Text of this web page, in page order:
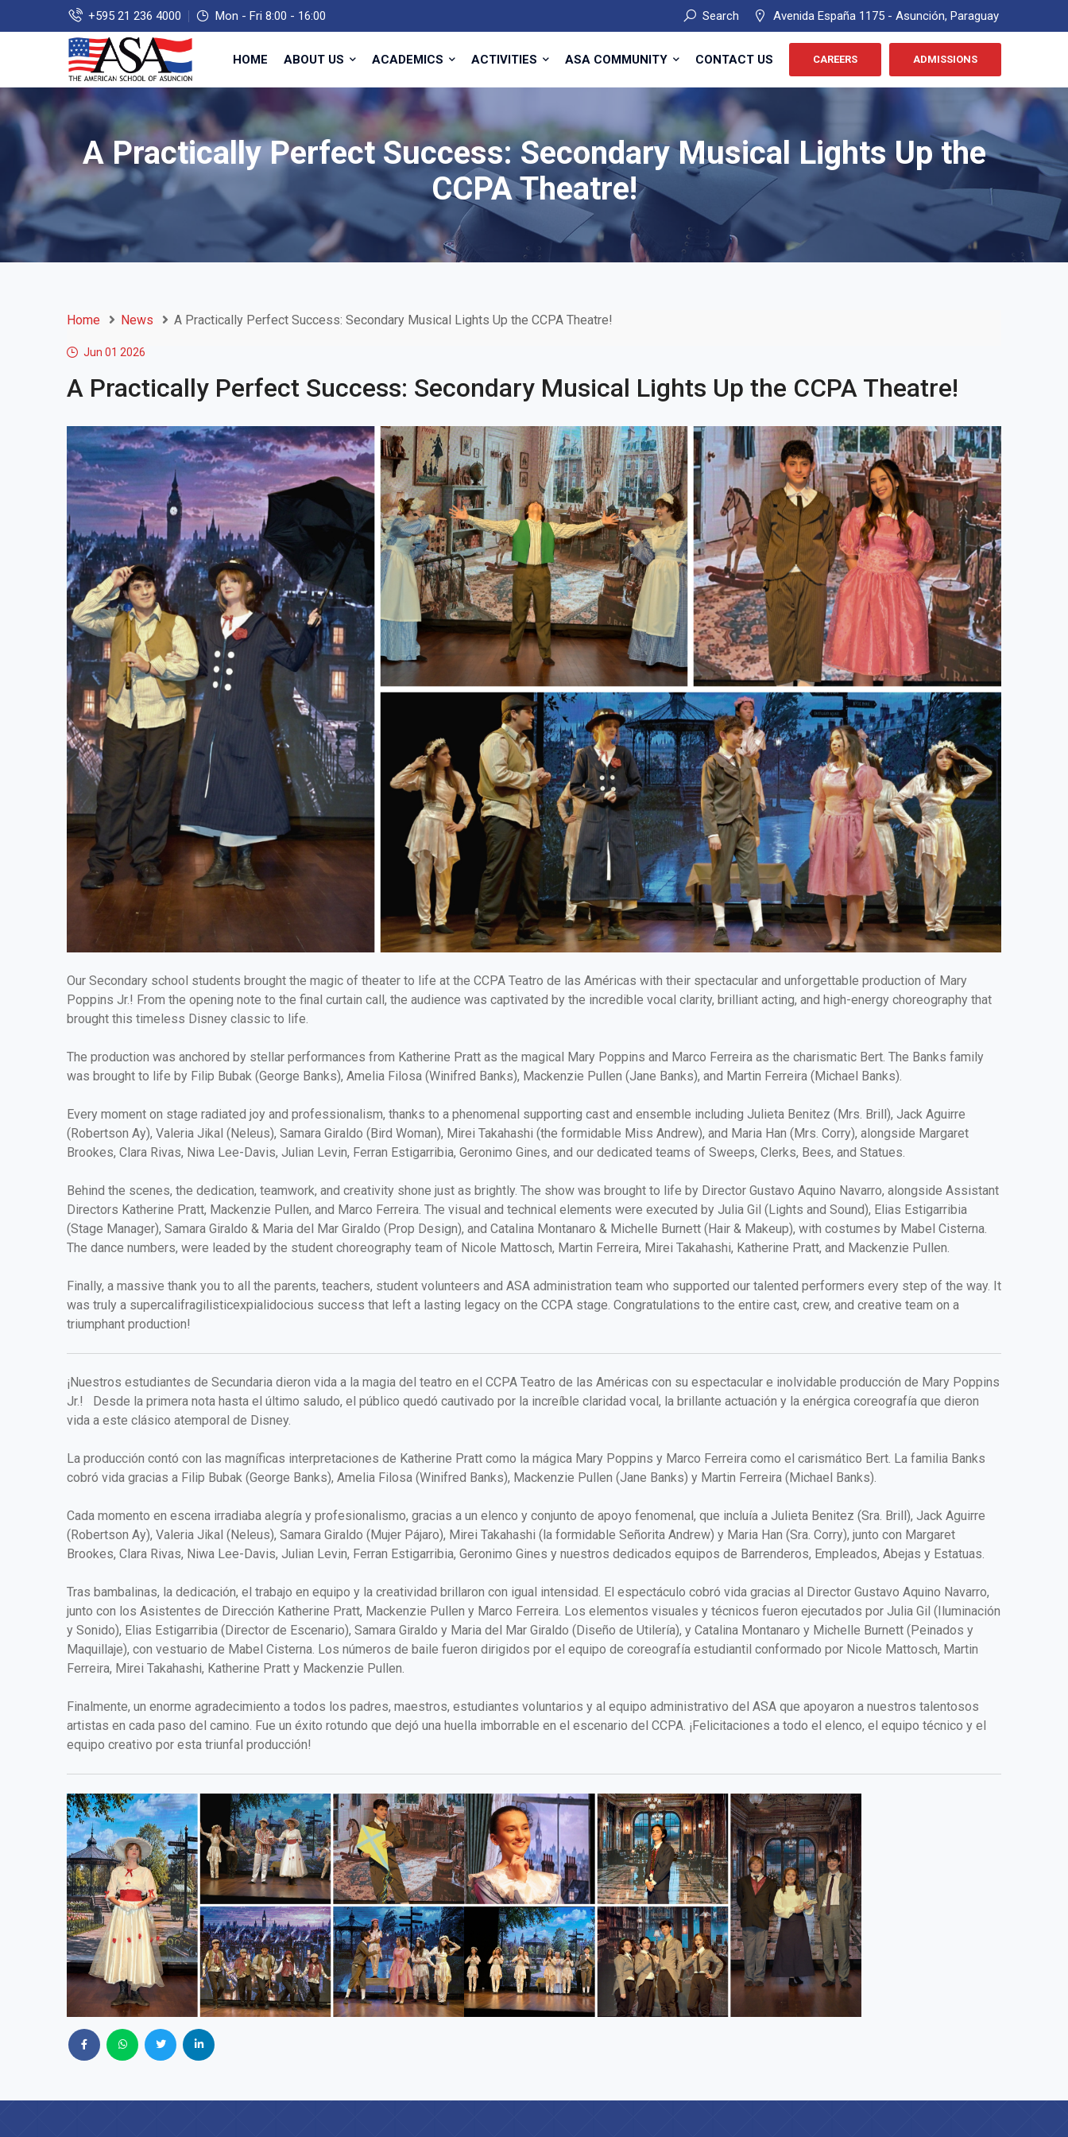
+595 21 236 4000 Mon - Fri 8:00 - 16:00 Search Avenida España 1175 - Asunción, Paraguay
ADMISSIONS
CAREERS
HOME ABOUT US ACADEMICS ACTIVITIES ASA COMMUNITY CONTACT US
A Practically Perfect Success: Secondary Musical Lights Up the
CCPA Theatre!
Home News A Practically Perfect Success: Secondary Musical Lights Up the CCPA Theatre!
Jun 01 2026
A Practically Perfect Success: Secondary Musical Lights Up the CCPA Theatre!
Our Secondary school students brought the magic of theater to life at the CCPA Teatro de las Américas with their spectacular and unforgettable production of Mary
Poppins Jr.! From the opening note to the final curtain call, the audience was captivated by the incredible vocal clarity, brilliant acting, and high-energy choreography that
brought this timeless Disney classic to life.
The production was anchored by stellar performances from Katherine Pratt as the magical Mary Poppins and Marco Ferreira as the charismatic Bert. The Banks family
was brought to life by Filip Bubak (George Banks), Amelia Filosa (Winifred Banks), Mackenzie Pullen (Jane Banks), and Martin Ferreira (Michael Banks).
Every moment on stage radiated joy and professionalism, thanks to a phenomenal supporting cast and ensemble including Julieta Benitez (Mrs. Brill), Jack Aguirre
(Robertson Ay), Valeria Jikal (Neleus), Samara Giraldo (Bird Woman), Mirei Takahashi (the formidable Miss Andrew), and Maria Han (Mrs. Corry), alongside Margaret
Brookes, Clara Rivas, Niwa Lee-Davis, Julian Levin, Ferran Estigarribia, Geronimo Gines, and our dedicated teams of Sweeps, Clerks, Bees, and Statues.
Behind the scenes, the dedication, teamwork, and creativity shone just as brightly. The show was brought to life by Director Gustavo Aquino Navarro, alongside Assistant
Directors Katherine Pratt, Mackenzie Pullen, and Marco Ferreira. The visual and technical elements were executed by Julia Gil (Lights and Sound), Elias Estigarribia
(Stage Manager), Samara Giraldo & Maria del Mar Giraldo (Prop Design), and Catalina Montanaro & Michelle Burnett (Hair & Makeup), with costumes by Mabel Cisterna.
The dance numbers, were leaded by the student choreography team of Nicole Mattosch, Martin Ferreira, Mirei Takahashi, Katherine Pratt, and Mackenzie Pullen.
Finally, a massive thank you to all the parents, teachers, student volunteers and ASA administration team who supported our talented performers every step of the way. It
was truly a supercalifragilisticexpialidocious success that left a lasting legacy on the CCPA stage. Congratulations to the entire cast, crew, and creative team on a
triumphant production!
¡Nuestros estudiantes de Secundaria dieron vida a la magia del teatro en el CCPA Teatro de las Américas con su espectacular e inolvidable producción de Mary Poppins
Jr.! Desde la primera nota hasta el último saludo, el público quedó cautivado por la increíble claridad vocal, la brillante actuación y la enérgica coreografía que dieron
vida a este clásico atemporal de Disney.
La producción contó con las magníficas interpretaciones de Katherine Pratt como la mágica Mary Poppins y Marco Ferreira como el carismático Bert. La familia Banks
cobró vida gracias a Filip Bubak (George Banks), Amelia Filosa (Winifred Banks), Mackenzie Pullen (Jane Banks) y Martin Ferreira (Michael Banks).
Cada momento en escena irradiaba alegría y profesionalismo, gracias a un elenco y conjunto de apoyo fenomenal, que incluía a Julieta Benitez (Sra. Brill), Jack Aguirre
(Robertson Ay), Valeria Jikal (Neleus), Samara Giraldo (Mujer Pájaro), Mirei Takahashi (la formidable Señorita Andrew) y Maria Han (Sra. Corry), junto con Margaret
Brookes, Clara Rivas, Niwa Lee-Davis, Julian Levin, Ferran Estigarribia, Geronimo Gines y nuestros dedicados equipos de Barrenderos, Empleados, Abejas y Estatuas.
Tras bambalinas, la dedicación, el trabajo en equipo y la creatividad brillaron con igual intensidad. El espectáculo cobró vida gracias al Director Gustavo Aquino Navarro,
junto con los Asistentes de Dirección Katherine Pratt, Mackenzie Pullen y Marco Ferreira. Los elementos visuales y técnicos fueron ejecutados por Julia Gil (Iluminación
y Sonido), Elias Estigarribia (Director de Escenario), Samara Giraldo y Maria del Mar Giraldo (Diseño de Utilería), y Catalina Montanaro y Michelle Burnett (Peinados y
Maquillaje), con vestuario de Mabel Cisterna. Los números de baile fueron dirigidos por el equipo de coreografía estudiantil conformado por Nicole Mattosch, Martin
Ferreira, Mirei Takahashi, Katherine Pratt y Mackenzie Pullen.
Finalmente, un enorme agradecimiento a todos los padres, maestros, estudiantes voluntarios y al equipo administrativo del ASA que apoyaron a nuestros talentosos
artistas en cada paso del camino. Fue un éxito rotundo que dejó una huella imborrable en el escenario del CCPA. ¡Felicitaciones a todo el elenco, el equipo técnico y el
equipo creativo por esta triunfal producción!